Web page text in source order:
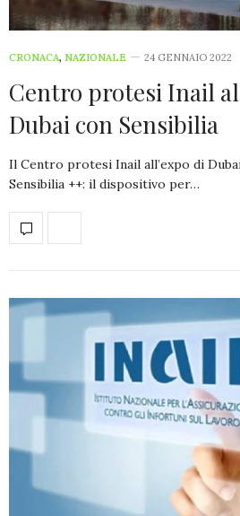
CRONACA, NAZIONALE 24 GENNAIO 2022
Centro protesi Inail
Dubai con Sensibilia
Il Centro protesi Inail all’expo di
Sensibilia ++: il dispositivo per…